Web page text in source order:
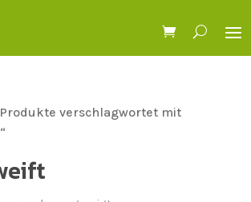
verschlagwortet mit